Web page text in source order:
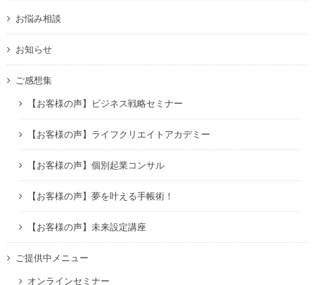
お悩み相談
お知らせ
ご感想集
【お客様の声】ビジネス戦略セミナー
【お客様の声】ライフクリエイトアカデミー
【お客様の声】個別起業コンサル
【お客様の声】夢を叶える手帳術！
【お客様の声】未来設定講座
ご提供中メニュー
オンラインセミナー